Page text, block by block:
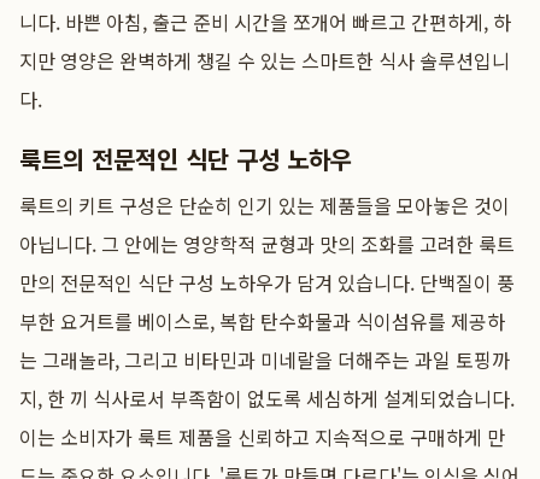
니다. 바쁜 아침, 출근 준비 시간을 쪼개어 빠르고 간편하게, 하
지만 영양은 완벽하게 챙길 수 있는 스마트한 식사 솔루션입니
다.
룩트의 전문적인 식단 구성 노하우
룩트의 키트 구성은 단순히 인기 있는 제품들을 모아놓은 것이
아닙니다. 그 안에는 영양학적 균형과 맛의 조화를 고려한 룩트
만의 전문적인 식단 구성 노하우가 담겨 있습니다. 단백질이 풍
부한 요거트를 베이스로, 복합 탄수화물과 식이섬유를 제공하
는 그래놀라, 그리고 비타민과 미네랄을 더해주는 과일 토핑까
지, 한 끼 식사로서 부족함이 없도록 세심하게 설계되었습니다.
이는 소비자가 룩트 제품을 신뢰하고 지속적으로 구매하게 만